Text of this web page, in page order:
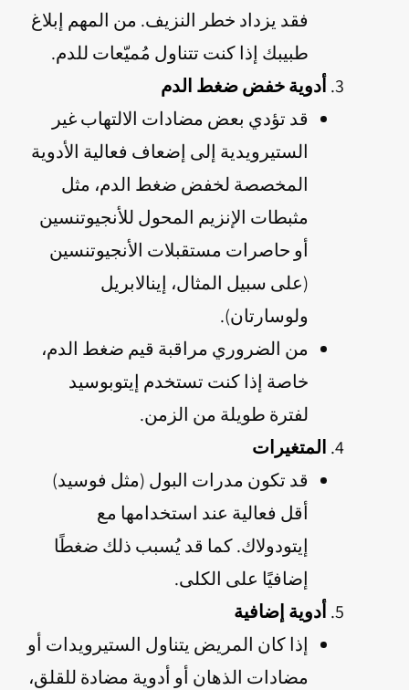
فقد يزداد خطر النزيف. من المهم إبلاغ
طبيبك إذا كنت تتناول مُميّعات للدم.
أدوية خفض ضغط الدم
قد تؤدي بعض مضادات الالتهاب غير
الستيرويدية إلى إضعاف فعالية الأدوية
المخصصة لخفض ضغط الدم، مثل
مثبطات الإنزيم المحول للأنجيوتنسين
أو حاصرات مستقبلات الأنجيوتنسين
(على سبيل المثال، إينالابريل
ولوسارتان).
من الضروري مراقبة قيم ضغط الدم،
خاصة إذا كنت تستخدم إيتوبوسيد
لفترة طويلة من الزمن.
المتغيرات
قد تكون مدرات البول (مثل فوسيد)
أقل فعالية عند استخدامها مع
إيتودولاك. كما قد يُسبب ذلك ضغطًا
إضافيًا على الكلى.
أدوية إضافية
إذا كان المريض يتناول الستيرويدات أو
مضادات الذهان أو أدوية مضادة للقلق،